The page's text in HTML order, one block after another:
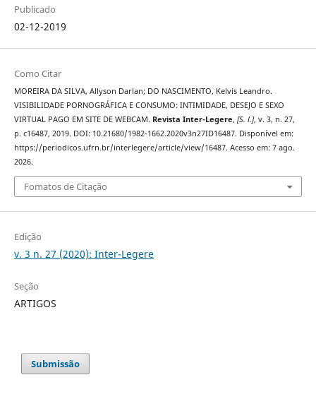
Publicado
02-12-2019
Como Citar
MOREIRA DA SILVA, Allyson Darlan; DO NASCIMENTO, Kelvis Leandro.
VISIBILIDADE PORNOGRÁFICA E CONSUMO: INTIMIDADE, DESEJO E SEXO
VIRTUAL PAGO EM SITE DE WEBCAM. Revista Inter-Legere, [S. l.], v. 3, n. 27,
p. c16487, 2019. DOI: 10.21680/1982-1662.2020v3n27ID16487. Disponível em:
https://periodicos.ufrn.br/interlegere/article/view/16487. Acesso em: 7 ago.
2026.
Fomatos de Citação
Edição
v. 3 n. 27 (2020): Inter-Legere
Seção
ARTIGOS
Submissão